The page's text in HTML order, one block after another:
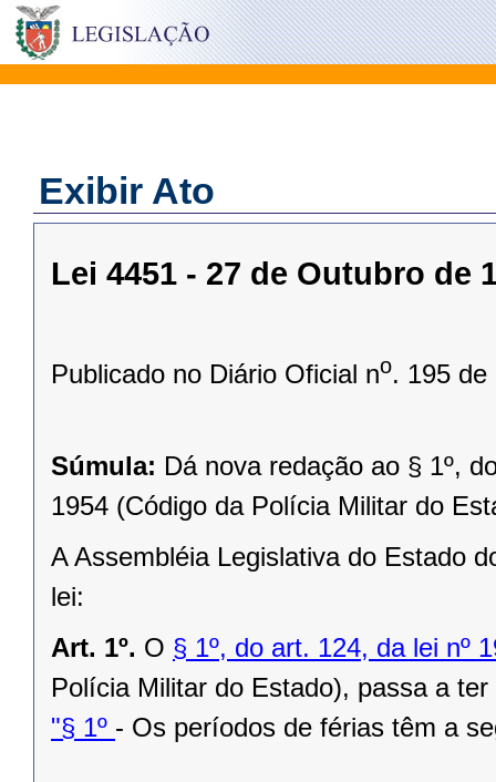
Exibir Ato
Lei 4451 - 27 de Outubro de
Publicado no Diário Oficial no. 195 de
Súmula: Dá nova redação ao § 1º,
1954 (Código da Polícia Militar do
A Assembléia Legislativa do Estado
lei:
Art. 1º. O § 1º, do art. 124, da lei nº
Polícia Militar do Estado), passa a
"§ 1º - Os períodos de férias têm a